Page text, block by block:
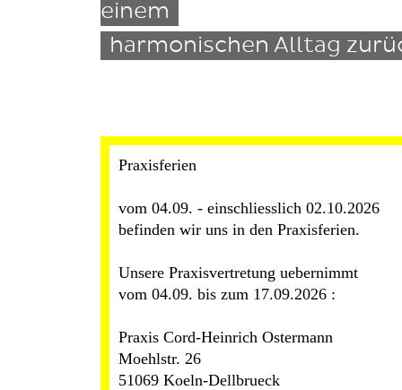
einem
harmonischen Alltag
Praxisferien
vom 04.09. - einschliesslich 02.10.2026
befinden wir uns in den Praxisferien.
Unsere Praxisvertretung uebernimmt
vom 04.09. bis zum 17.09.2026 :
Praxis Cord-Heinrich Ostermann
Moehlstr. 26
51069 Koeln-Dellbrueck